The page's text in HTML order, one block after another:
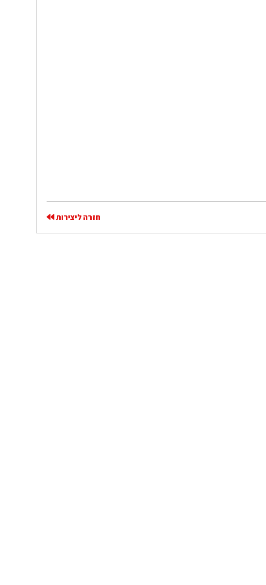
חזרה ליצירות